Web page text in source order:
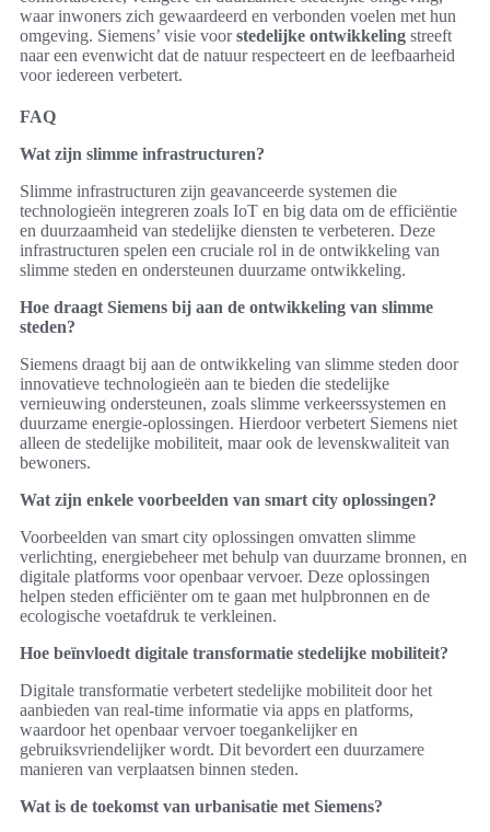
waar inwoners zich gewaardeerd en verbonden voelen met hun
omgeving. Siemens’ visie voorstedelijke ontwikkeling streeft
naar een evenwicht dat de natuur respecteert en de leefbaarheid
voor iedereen verbetert.
FAQ
Wat zijn slimme infrastructuren?
Slimme infrastructuren zijn geavanceerde systemen die
technologieën integreren zoals IoT en big data om de efficiëntie
en duurzaamheid van stedelijke diensten te verbeteren. Deze
infrastructuren spelen een cruciale rol in de ontwikkeling van
slimme steden en ondersteunen duurzame ontwikkeling.
Hoe draagt Siemens bij aan de ontwikkeling van slimme
steden?
Siemens draagt bij aan de ontwikkeling van slimme steden door
innovatieve technologieën aan te bieden die stedelijke
vernieuwing ondersteunen, zoals slimme verkeerssystemen en
duurzame energie-oplossingen. Hierdoor verbetert Siemens niet
alleen de stedelijke mobiliteit, maar ook de levenskwaliteit van
bewoners.
Wat zijn enkele voorbeelden van smart city oplossingen?
Voorbeelden van smart city oplossingen omvatten slimme
verlichting, energiebeheer met behulp van duurzame bronnen, en
digitale platforms voor openbaar vervoer. Deze oplossingen
helpen steden efficiënter om te gaan met hulpbronnen en de
ecologische voetafdruk te verkleinen.
Hoe beïnvloedt digitale transformatie stedelijke mobiliteit?
Digitale transformatie verbetert stedelijke mobiliteit door het
aanbieden van real-time informatie via apps en platforms,
waardoor het openbaar vervoer toegankelijker en
gebruiksvriendelijker wordt. Dit bevordert een duurzamere
manieren van verplaatsen binnen steden.
Wat is de toekomst van urbanisatie met Siemens?